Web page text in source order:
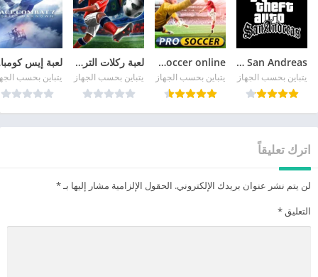
GTA San Andreas
يتباين بحسب الجهاز
pro soccer online مهكرة
يتباين بحسب الجهاز
لعبة ركلات الترجيح
يتباين بحسب الجهاز يتباين بحسب
اترك تعليقاً
لن يتم نشر عنوان بريدك الإلكتروني. الحقول الإلزامية مشار إليها بـ*
التعليق *